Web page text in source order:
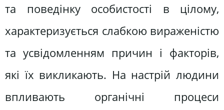
та поведінку особистості в цілому,
характеризується слабкою вираженістю
та усвідомленням причин і факторів,
які їх викликають. На настрій людини
впливають органічні процеси